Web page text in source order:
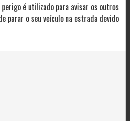
é utilizado para avisar os outros
parar o seu veículo na estrada devido